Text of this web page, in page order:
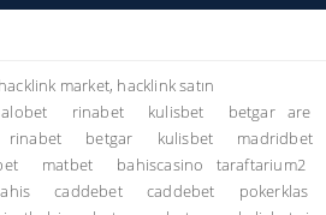
market, hacklink satın
alobet rinabet kulisbet betgar
are
rinabet betgar kulisbet
madridbet
matbet bahiscasino
taraftarium2
caddebet caddebet
pokerklas